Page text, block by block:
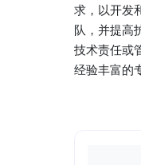
求，以开发
队，并提高
技术责任或
经验丰富的